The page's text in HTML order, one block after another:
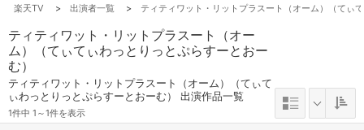
楽天TV > 出演者一覧 > ティティワット・リットプラスート（オーム）（てぃ
ティティワット・リットプラスート（オー
ム）（てぃてぃわっとりっとぷらすーとおー
む）
ティティワット・リットプラスート（オーム）（てぃて
ぃわっとりっとぷらすーとおーむ） 出演作品一覧
1件中 1～1件を表示